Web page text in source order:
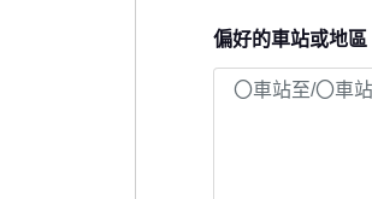
偏好的車站或地區